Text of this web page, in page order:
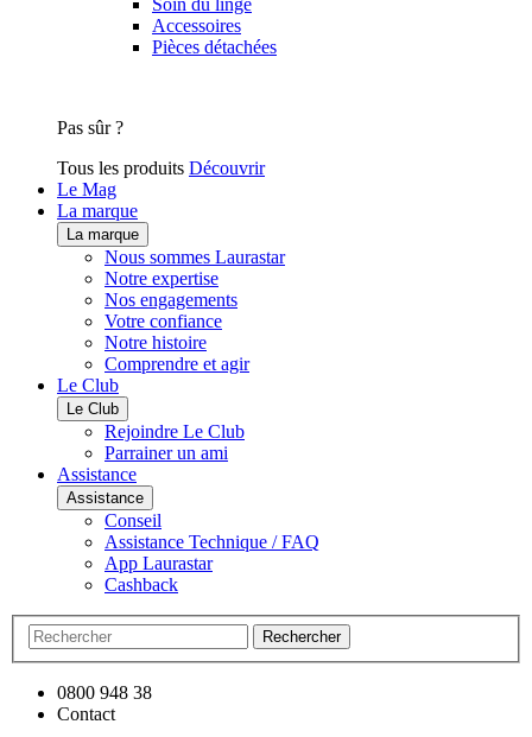
Soin du linge
Accessoires
Pièces détachées
Pas sûr ?
Tous les produits Découvrir
Le Mag
La marque
La marque
Nous sommes Laurastar
Notre expertise
Nos engagements
Votre confiance
Notre histoire
Comprendre et agir
Le Club
Le Club
Rejoindre Le Club
Parrainer un ami
Assistance
Assistance
Conseil
Assistance Technique / FAQ
App Laurastar
Cashback
Rechercher
0800 948 38
Contact